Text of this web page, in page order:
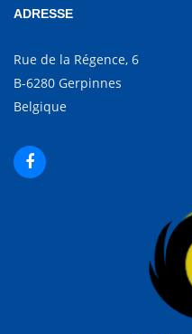
ADRESSE
Rue de la Régence, 6
B-6280 Gerpinnes
Belgique